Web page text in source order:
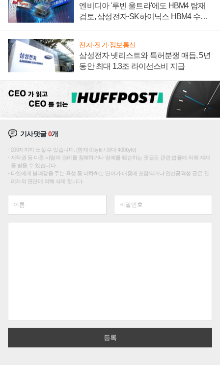
엔비디아 '루빈 울트라'에도 HBM4 탑재
검토, 삼성전자·SK하이닉스 HBM4 수율
전자·전기·정보통신
삼성전자 넷리스트와 특허분쟁 매듭, 5년
동안 최대 1.3조 라이선스비 지급
기사댓글0개
200자까지 쓰실 수 있습니다. (현재 0 byte / 최대 400byte)
저작권 등 다른 사람의 권리를 침해하거나 명예를 훼손하는 댓글은 관련 법률에 의해 제재
를 받을 수 있습니다.
타인에게 불쾌감을 주는 욕설 등 비하하는 단어가 내용에 포함되거나 인신공격성 글은 관
리자의 판단에 의해 삭제 합니다.